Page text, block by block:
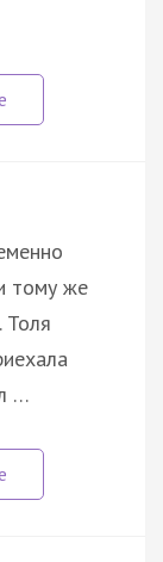
тому же
Толя
…